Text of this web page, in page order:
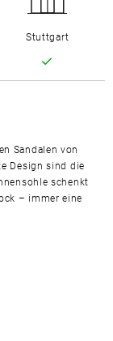
Sandalen von
Design sind die
schenkt
– immer eine
Stuttgart